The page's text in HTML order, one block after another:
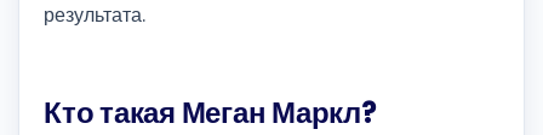
результата.
Кто такая Меган Маркл?